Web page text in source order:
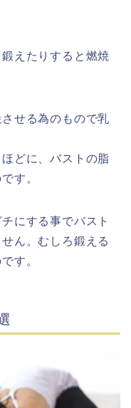
えたりすると燃焼
せる為のもので乳
どに、バストの脂
す。
にする事でバスト
ん。むしろ鍛える
す。